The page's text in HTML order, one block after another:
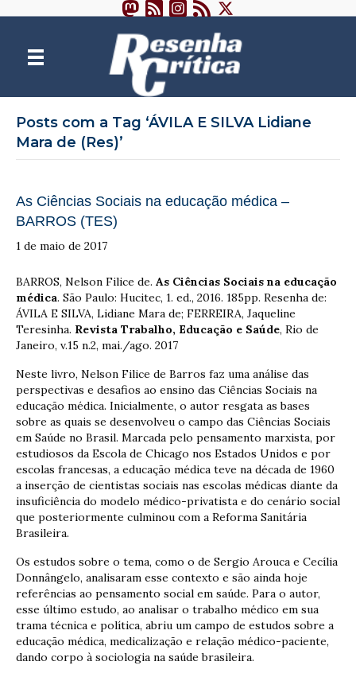
Posts com a Tag ‘ÁVILA E SILVA Lidiane
Mara de (Res)’
As Ciências Sociais na educação médica –
BARROS (TES)
1 de maio de 2017
BARROS, Nelson Filice de. As Ciências Sociais na educação
médica. São Paulo: Hucitec, 1. ed., 2016. 185pp. Resenha de:
ÁVILA E SILVA, Lidiane Mara de; FERREIRA, Jaqueline
Teresinha. Revista Trabalho, Educação e Saúde, Rio de
Janeiro, v.15 n.2, mai./ago. 2017
Neste livro, Nelson Filice de Barros faz uma análise das
perspectivas e desafios ao ensino das Ciências Sociais na
educação médica. Inicialmente, o autor resgata as bases
sobre as quais se desenvolveu o campo das Ciências Sociais
em Saúde no Brasil. Marcada pelo pensamento marxista, por
estudiosos da Escola de Chicago nos Estados Unidos e por
escolas francesas, a educação médica teve na década de 1960
a inserção de cientistas sociais nas escolas médicas diante da
insuficiência do modelo médico-privatista e do cenário social
que posteriormente culminou com a Reforma Sanitária
Brasileira.
Os estudos sobre o tema, como o de Sergio Arouca e Cecília
Donnângelo, analisaram esse contexto e são ainda hoje
referências ao pensamento social em saúde. Para o autor,
esse último estudo, ao analisar o trabalho médico em sua
trama técnica e política, abriu um campo de estudos sobre a
educação médica, medicalização e relação médico-paciente,
dando corpo à sociologia na saúde brasileira.